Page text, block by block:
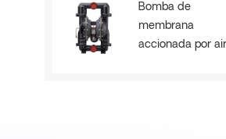
Bomba de
membrana
accionada por